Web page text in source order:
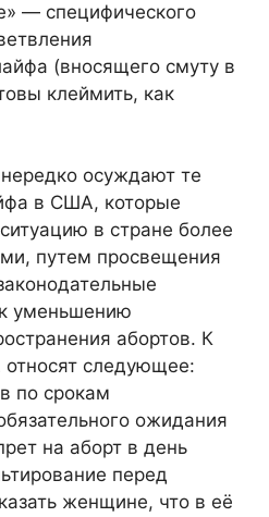
— специфического
(вносящего смуту в
клеймить, как
осуждают те
в США, которые
в стране более
путем просвещения
уменьшению
абортов. К
следующее:
по срокам
ожидания
на аборт в день
перед
женщине, что в её